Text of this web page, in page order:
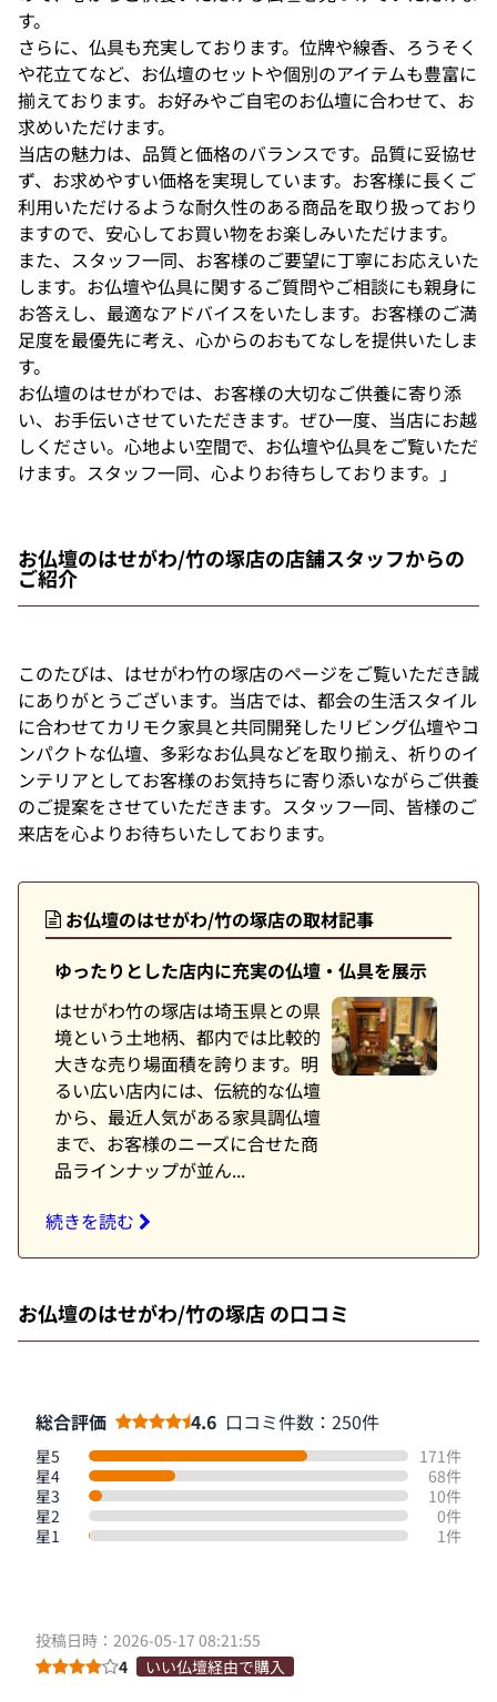
す。
さらに、仏具も充実しております。位牌や線香、ろうそく
や花立てなど、お仏壇のセットや個別のアイテムも豊富に
揃えております。お好みやご自宅のお仏壇に合わせて、お
求めいただけます。
当店の魅力は、品質と価格のバランスです。品質に妥協せ
ず、お求めやすい価格を実現しています。お客様に長くご
利用いただけるような耐久性のある商品を取り扱っており
ますので、安心してお買い物をお楽しみいただけます。
また、スタッフ一同、お客様のご要望に丁寧にお応えいた
します。お仏壇や仏具に関するご質問やご相談にも親身に
お答えし、最適なアドバイスをいたします。お客様のご満
足度を最優先に考え、心からのおもてなしを提供いたしま
す。
お仏壇のはせがわでは、お客様の大切なご供養に寄り添
い、お手伝いさせていただきます。ぜひ一度、当店にお越
しください。心地よい空間で、お仏壇や仏具をご覧いただ
けます。スタッフ一同、心よりお待ちしております。」
お仏壇のはせがわ/竹の塚店の店舗スタッフからの
ご紹介
このたびは、はせがわ竹の塚店のページをご覧いただき誠
にありがとうございます。当店では、都会の生活スタイル
に合わせてカリモク家具と共同開発したリビング仏壇やコ
ンパクトな仏壇、多彩なお仏具などを取り揃え、祈りのイ
ンテリアとしてお客様のお気持ちに寄り添いながらご供養
のご提案をさせていただきます。スタッフ一同、皆様のご
来店を心よりお待ちいたしております。
お仏壇のはせがわ/竹の塚店の取材記事
ゆったりとした店内に充実の仏壇・仏具を展示
はせがわ竹の塚店は埼玉県との県
境という土地柄、都内では比較的
大きな売り場面積を誇ります。明
るい広い店内には、伝統的な仏壇
から、最近人気がある家具調仏壇
まで、お客様のニーズに合せた商
品ラインナップが並ん...
続きを読む
お仏壇のはせがわ/竹の塚店 の口コミ
総合評価 4.6 口コミ件数：250件
星5
171件
星4
68件
星3
10件
星2
0件
星1
1件
投稿日時：2026-05-17 08:21:55
4
いい仏壇経由で購入